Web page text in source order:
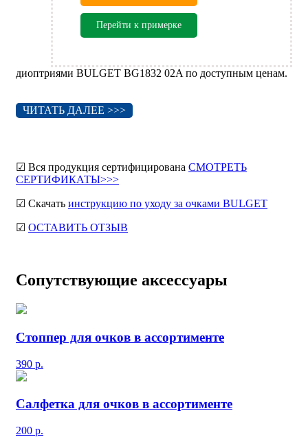
Перейти к примерке
диоптриями BULGET BG1832 02A по доступным ценам.
ЧИТАТЬ ДАЛЕЕ >>>
☑ Вся продукция сертифицирована СМОТРЕТЬ
СЕРТИФИКАТЫ>>>
☑ Скачать инструкцию по уходу за очками BULGET
☑ ОСТАВИТЬ ОТЗЫВ
Сопутствующие аксессуары
Стоппер для очков в ассортименте
390 р.
Салфетка для очков в ассортименте
200 р.